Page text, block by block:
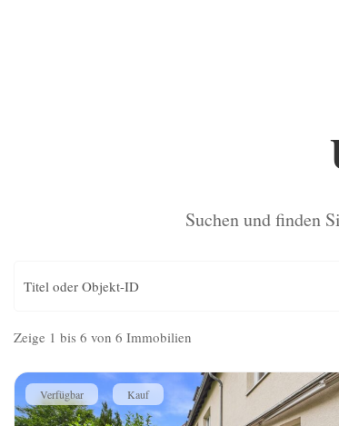
Suchen und finden
Zeige 1 bis 6 von 6 Immobilien
Verfügbar Kauf